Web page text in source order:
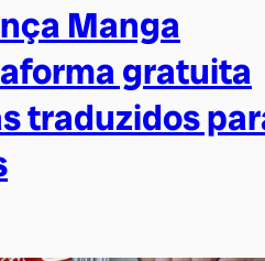
Manga
gratuita
traduzidos